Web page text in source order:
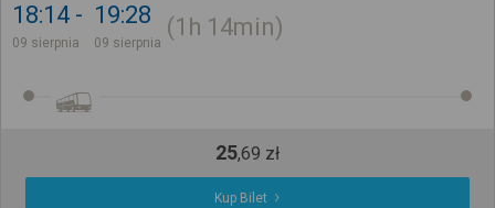
18:14
09 sierpnia
19:28
09 sierpnia
1h 14min
25,69 zł
Kup Bilet